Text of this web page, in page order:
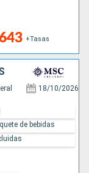
+Tasas
18/10/2026
de bebidas